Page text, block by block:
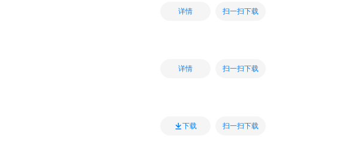
详情 扫一扫下载
详情 扫一扫下载
下载 扫一扫下载